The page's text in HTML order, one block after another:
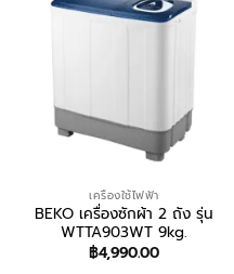
เครื่องใช้ไฟฟ้า
BEKO เครื่องซักผ้า 2 ถัง รุ่น
WTTA903WT 9kg.
฿4,990.00